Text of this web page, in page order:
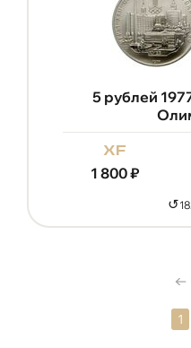
5 рублей
xf
1 800₽
↺
1